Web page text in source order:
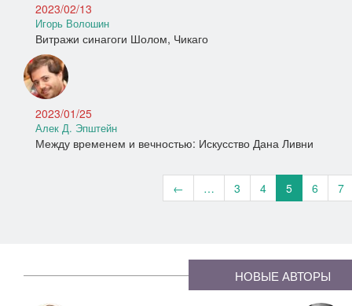
2023/02/13
Игорь Волошин
Витражи синагоги Шолом, Чикаго
2023/01/25
Алек Д. Эпштейн
Между временем и вечностью: Искусство Дана Ливни
← … 3 4 5 6 7
НОВЫЕ АВТОРЫ